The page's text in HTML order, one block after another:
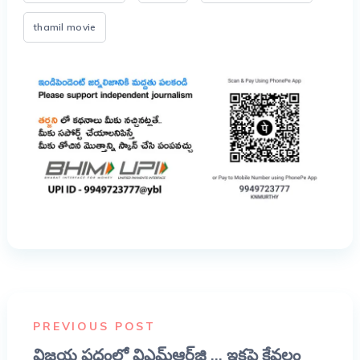
thamil movie
PREVIOUS POST
విజయ పధంలో విఎమ్ఆర్‌జి ... ఇకపై కేవలం